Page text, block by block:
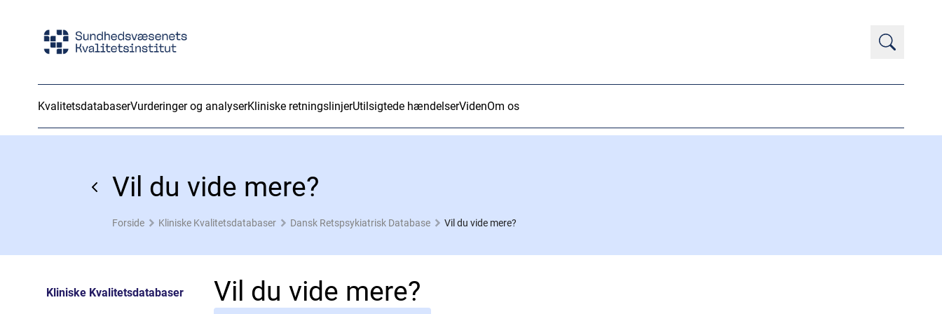
KvalitetsdatabaserVurderinger og analyserKliniske retningslinjerUtilsigtede hændelserVidenOm os
Vil du vide mere?
Forside Kliniske Kvalitetsdatabaser Dansk Retspsykiatrisk Database Vil du vide mere?
Kliniske Kvalitetsdatabaser Vil du vide mere?